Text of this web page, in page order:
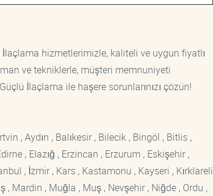
İlaçlama hizmetlerimizle, kaliteli ve uygun fiyatlı
ve tekniklerle, müşteri memnuniyeti
İlaçlama ile haşere sorunlarınızı çözün!
, Aydın , Balıkesir , Bilecik , Bingöl , Bitlis ,
, Elazığ , Erzincan , Erzurum , Eskişehir ,
, İzmir , Kars , Kastamonu , Kayseri , Kırklareli
Mardin , Muğla , Muş , Nevşehir , Niğde , Ordu ,